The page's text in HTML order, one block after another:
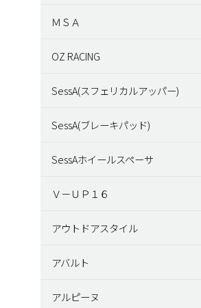
ＭＳＡ
OZ RACING
SessA(スフェリカルアッパー)
SessA(ブレーキパッド)
SessAホイールスペーサ
Ｖ－ＵＰ１６
アウトドアスタイル
アバルト
アルピーヌ